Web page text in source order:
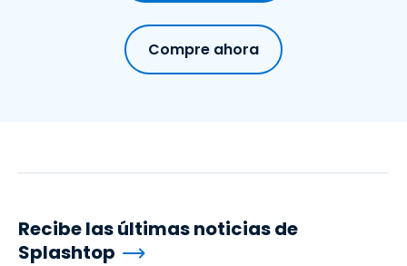
Compre ahora
Recibe las últimas noticias de
Splashtop